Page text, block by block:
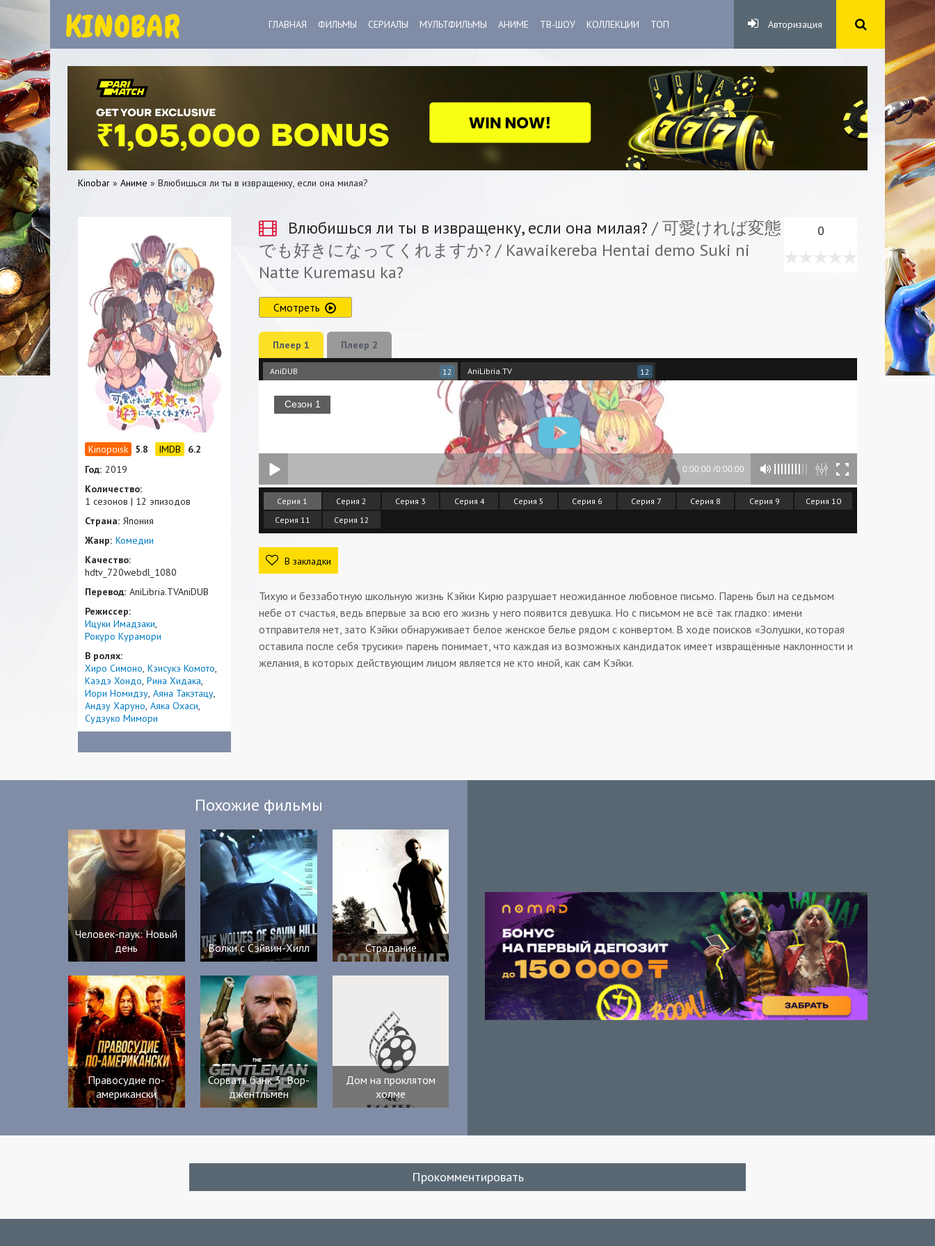
ГЛАВНАЯ ФИЛЬМЫ СЕРИАЛЫ МУЛЬТФИЛЬМЫ АНИМЕ ТВ-ШОУ КОЛЛЕКЦИИ ТОП Авторизация
Kinobar » Аниме » Влюбишься ли ты в извращенку, если она милая?
Влюбишься ли ты в извращенку, если она милая? / 可愛ければ変態
でも好きになってくれますか? / Kawaikereba Hentai demo Suki ni
Natte Kuremasu ka?
0
0
1 2 3
Смотреть
Плеер 1 Плеер 2
AniDUB 12 AniLibria.TV 12
Серия 1 Серия 2 Серия 3 Серия 4 Серия 5 Серия 6 Серия 7 Серия 8 Серия 9
Серия 10
Серия 11
Серия 12
В закладки
Тихую и беззаботную школьную жизнь Кэйки Кирю разрушает неожиданное любовное письмо. Парень был на седьмом
небе от счастья, ведь впервые за всю его жизнь у него появится девушка. Но с письмом не всё так гладко: имени
отправителя нет, зато Кэйки обнаруживает белое женское белье рядом с конвертом. В ходе поисков «Золушки, которая
оставила после себя трусики» парень понимает, что каждая из возможных кандидаток имеет извращённые наклонности и
желания, в которых действующим лицом является не кто иной, как сам Кэйки.
5.8
6.2
Год: 2019
Количество:
1 сезонов | 12 эпизодов
Страна: Япония
Жанр: Комедии
Качество:
hdtv_720webdl_1080
Перевод: AniLibria.TVAniDUB
Режиссер:
Ицуки Имадзаки
Рокуро Курамори
В ролях:
Хиро Симоно Кэисукэ Комото
Каэдэ Хондо Рина Хидака
Иори Номидзу Аяна Такэтацу
Андзу Харуно Аяка Охаси
Судзуко Мимори
Похожие фильмы
Человек-паук: Новый
день
Волки с Сэйвин-Хилл Страдание
Правосудие по-
американски
Сорвать банк 3: Вор-
джентльмен
Дом на проклятом
холме
Прокомментировать